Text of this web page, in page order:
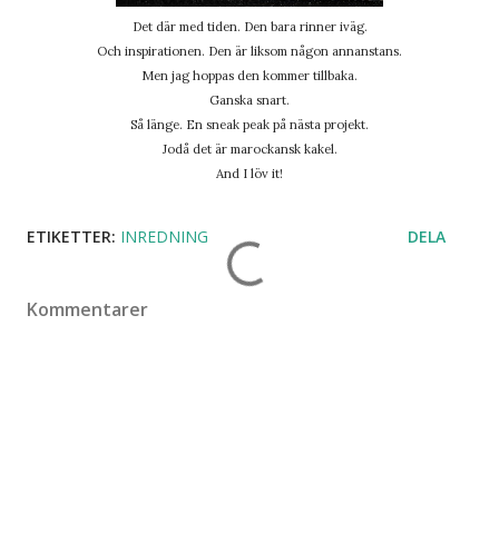
Det där med tiden. Den bara rinner iväg.
Och inspirationen. Den är liksom någon annanstans.
Men jag hoppas den kommer tillbaka.
Ganska snart.
Så länge. En sneak peak på nästa projekt.
Jodå det är marockansk kakel.
And I löv it!
ETIKETTER: INREDNING DELA
Kommentarer